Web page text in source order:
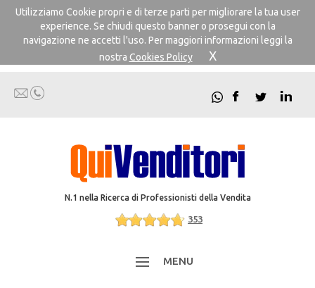
Utilizziamo Cookie propri e di terze parti per migliorare la tua user
experience. Se chiudi questo banner o prosegui con la
navigazione ne accetti l'uso. Per maggiori informazioni leggi la
nostra Cookies Policy X
N.1 nella Ricerca di Professionisti della Vendita
353
MENU